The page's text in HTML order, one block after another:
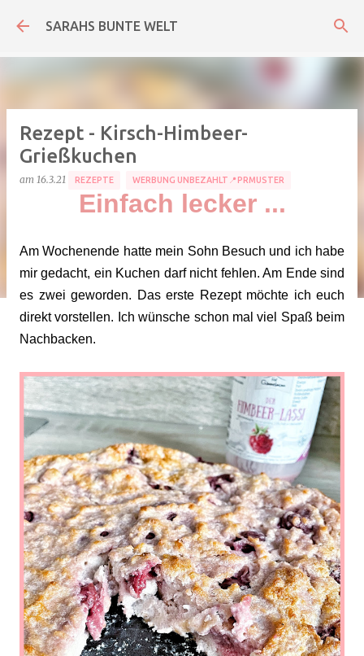
Direkt zum Hauptbereich
SARAHS BUNTE WELT
Rezept - Kirsch-Himbeer-
Grießkuchen
am 16.3.21 REZEPTE WERBUNG UNBEZAHLT📍PRMUSTER
Einfach lecker ...
Am Wochenende hatte mein Sohn Besuch und ich habe
mir gedacht, ein Kuchen darf nicht fehlen. Am Ende sind
es zwei geworden. Das erste Rezept möchte ich euch
direkt vorstellen. Ich wünsche schon mal viel Spaß beim
Nachbacken.